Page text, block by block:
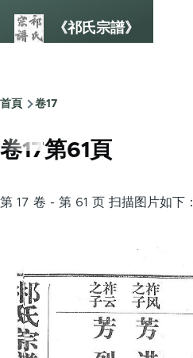
《祁氏宗譜》
Breadcrumb
首頁 卷17
卷17第61頁
第 17 卷 - 第 61 页 扫描图片如下：